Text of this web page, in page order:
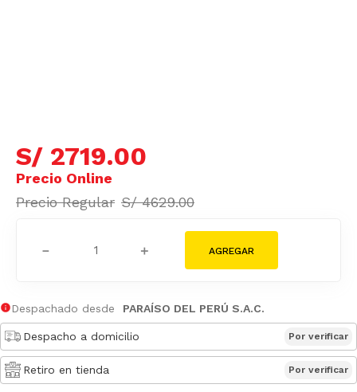
S/ 2719.00
S/ 4629.00
＋
－
Despachado desde PARAÍSO DEL PERÚ S.A.C.
Despacho a domicilio Por verificar
Retiro en tienda Por verificar